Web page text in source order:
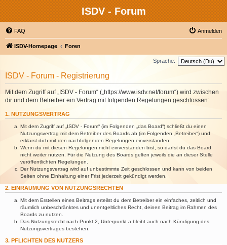
ISDV - Forum
FAQ Anmelden
ISDV-Homepage Foren
Sprache:
ISDV - Forum - Registrierung
Mit dem Zugriff auf „ISDV - Forum“ („https://www.isdv.net/forum“) wird zwischen
dir und dem Betreiber ein Vertrag mit folgenden Regelungen geschlossen:
1. NUTZUNGSVERTRAG
Mit dem Zugriff auf „ISDV - Forum“ (im Folgenden „das Board“) schließt du einen
Nutzungsvertrag mit dem Betreiber des Boards ab (im Folgenden „Betreiber“) und
erklärst dich mit den nachfolgenden Regelungen einverstanden.
Wenn du mit diesen Regelungen nicht einverstanden bist, so darfst du das Board
nicht weiter nutzen. Für die Nutzung des Boards gelten jeweils die an dieser Stelle
veröffentlichten Regelungen.
Der Nutzungsvertrag wird auf unbestimmte Zeit geschlossen und kann von beiden
Seiten ohne Einhaltung einer Frist jederzeit gekündigt werden.
2. EINRÄUMUNG VON NUTZUNGSRECHTEN
Mit dem Erstellen eines Beitrags erteilst du dem Betreiber ein einfaches, zeitlich und
räumlich unbeschränktes und unentgeltliches Recht, deinen Beitrag im Rahmen des
Boards zu nutzen.
Das Nutzungsrecht nach Punkt 2, Unterpunkt a bleibt auch nach Kündigung des
Nutzungsvertrages bestehen.
3. PFLICHTEN DES NUTZERS